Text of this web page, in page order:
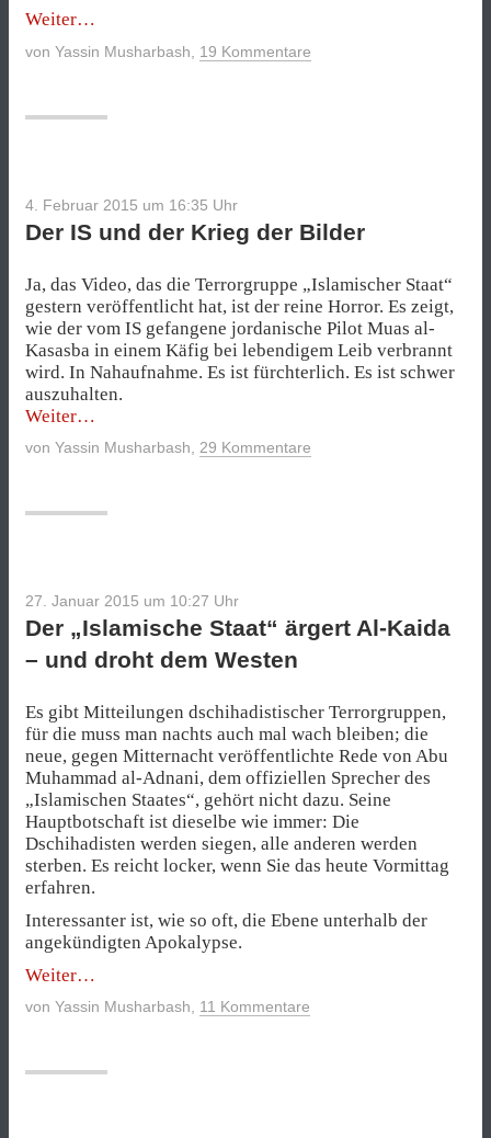
Weiter„Wie
die
von Yassin Musharbash 19 Kommentare
4. Februar 2015 um 16:35 Uhr
Der IS und der Krieg der Bilder
Ja, das Video, das die Terrorgruppe „Islamischer Staat“
gestern veröffentlicht hat, ist der reine Horror. Es zeigt,
wie der vom IS gefangene jordanische Pilot Muas al-
Kasasba in einem Käfig bei lebendigem Leib verbrannt
wird. In Nahaufnahme. Es ist fürchterlich. Es ist schwer
auszuhalten.
Weiter„Der
und
von Yassin Musharbash 29 Kommentare
27. Januar 2015 um 10:27 Uhr
Der „Islamische Staat“ ärgert Al-Kaida
– und droht dem Westen
Es gibt Mitteilungen dschihadistischer Terrorgruppen,
für die muss man nachts auch mal wach bleiben; die
neue, gegen Mitternacht veröffentlichte Rede von Abu
Muhammad al-Adnani, dem offiziellen Sprecher des
„Islamischen Staates“, gehört nicht dazu. Seine
Hauptbotschaft ist dieselbe wie immer: Die
Dschihadisten werden siegen, alle anderen werden
sterben. Es reicht locker, wenn Sie das heute Vormittag
erfahren.
Interessanter ist, wie so oft, die Ebene unterhalb der
angekündigten Apokalypse.
Weiter„Der
„Islamische
Staat“
von Yassin Musharbash, 11 Kommentare